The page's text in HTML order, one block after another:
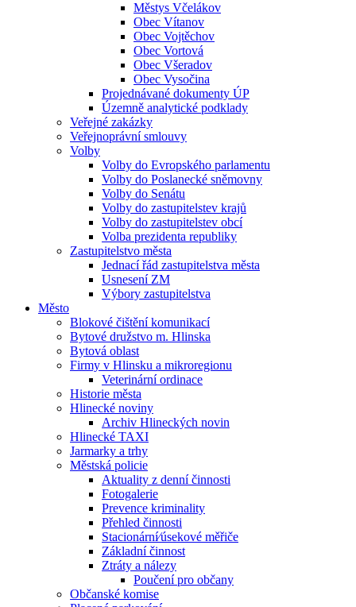
Městys Včelákov
Obec Vítanov
Obec Vojtěchov
Obec Vortová
Obec Všeradov
Obec Vysočina
Projednávané dokumenty ÚP
Územně analytické podklady
Veřejné zakázky
Veřejnoprávní smlouvy
Volby
Volby do Evropského parlamentu
Volby do Poslanecké sněmovny
Volby do Senátu
Volby do zastupitelstev krajů
Volby do zastupitelstev obcí
Volba prezidenta republiky
Zastupitelstvo města
Jednací řád zastupitelstva města
Usnesení ZM
Výbory zastupitelstva
Město
Blokové čištění komunikací
Bytové družstvo m. Hlinska
Bytová oblast
Firmy v Hlinsku a mikroregionu
Veterinární ordinace
Historie města
Hlinecké noviny
Archiv Hlineckých novin
Hlinecké TAXI
Jarmarky a trhy
Městská policie
Aktuality z denní činnosti
Fotogalerie
Prevence kriminality
Přehled činnosti
Stacionární⁄úsekové měřiče
Základní činnost
Ztráty a nálezy
Poučení pro občany
Občanské komise